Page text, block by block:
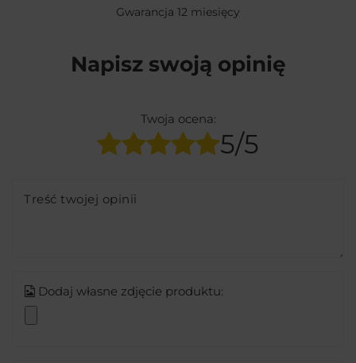
Gwarancja 12 miesięcy
Napisz swoją opinię
Twoja ocena:
5/5
Treść twojej opinii
Dodaj własne zdjęcie produktu: